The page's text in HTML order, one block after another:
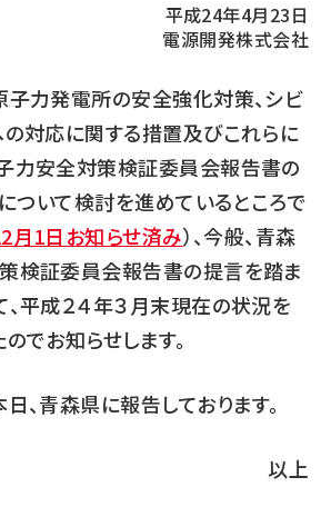
平成24年4月23日
電源開発株式会社
力発電所の安全強化対策、シビ
の対応に関する措置及びこれらに
力安全対策検証委員会報告書の
いて検討を進めているところで
月1日お知らせ済み）、今般、青森
検証委員会報告書の提言を踏ま
平成２４年３月末現在の状況を
でお知らせします。
、青森県に報告しております。
以上